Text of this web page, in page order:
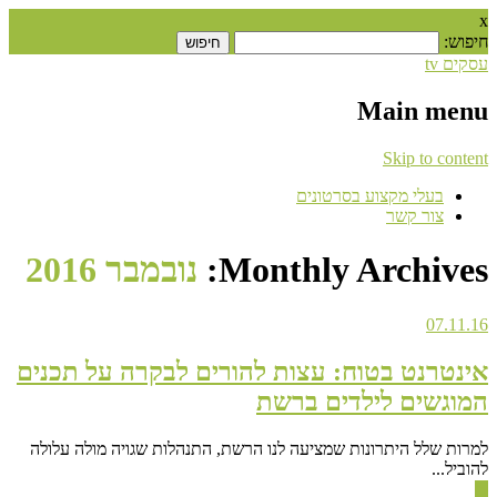
x
חיפוש:
עסקים tv
Main menu
Skip to content
בעלי מקצוע בסרטונים
צור קשר
Monthly Archives: נובמבר 2016
07.11.16
אינטרנט בטוח: עצות להורים לבקרה על תכנים
המוגשים לילדים ברשת
למרות שלל היתרונות שמציעה לנו הרשת, התנהלות שגויה מולה עלולה
להוביל...